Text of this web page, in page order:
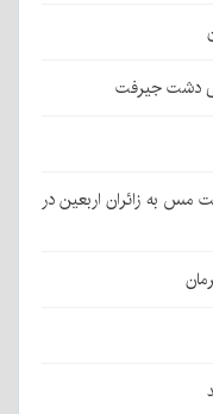
دشت جیرفت
به زائران اربعین در